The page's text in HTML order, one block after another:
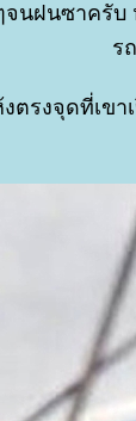
จนฝนซาครับ
ร
รงจุดที่เขา